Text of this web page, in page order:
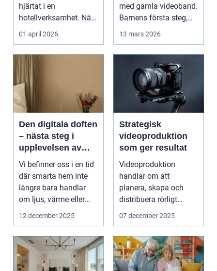
hjärtat i en
hotellverksamhet. När
bokningar,
incheckning,
betalningar...
01 april 2026
med gamla videoband.
Barnens första steg,
släktkalas, s...
13 mars 2026
Den digitala doften
– nästa steg i
upplevelsen av
smarta hem
Vi befinner oss i en tid
där smarta hem inte
längre bara handlar
om ljus, värme eller...
12 december 2025
Strategisk
videoproduktion
som ger resultat
Videoproduktion
handlar om att
planera, skapa och
distribuera rörligt
innehåll som fö...
07 december 2025